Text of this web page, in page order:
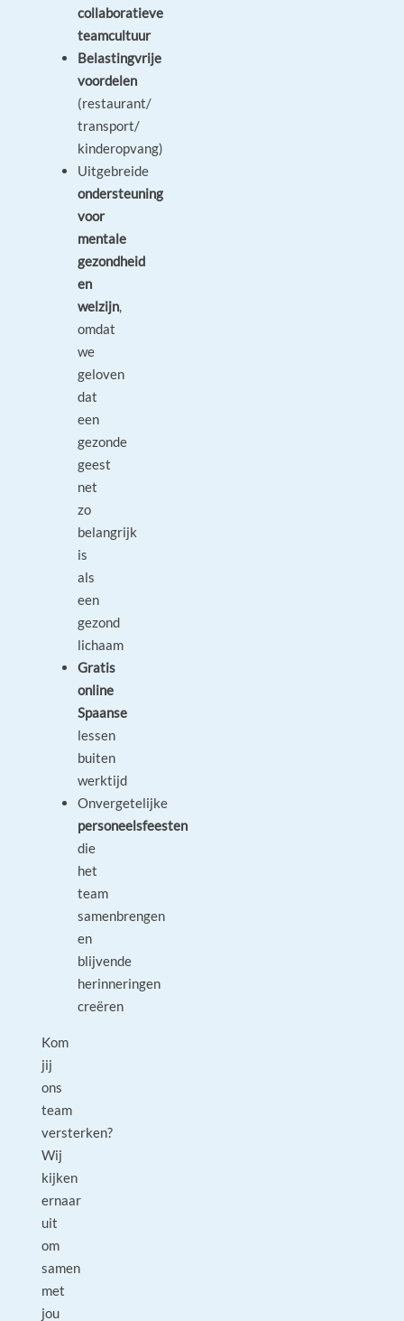
collaboratieve
teamcultuur
Belastingvrije
voordelen
(restaurant/
transport/
kinderopvang)
Uitgebreide
ondersteuning
voor
mentale
gezondheid
en
welzijn,
omdat
we
geloven
dat
een
gezonde
geest
net
zo
belangrijk
is
als
een
gezond
lichaam
Gratis
online
Spaanse
lessen
buiten
werktijd
Onvergetelijke
personeelsfeesten
die
het
team
samenbrengen
en
blijvende
herinneringen
creëren
Kom
jij
ons
team
versterken?
Wij
kijken
ernaar
uit
om
samen
met
jou